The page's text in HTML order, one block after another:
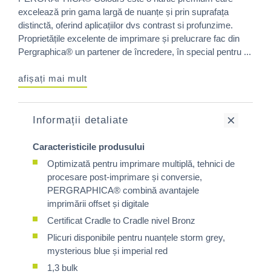
excelează prin gama largă de nuanțe și prin suprafața
distinctă, oferind aplicațiilor dvs contrast si profunzime.
Proprietățile excelente de imprimare și prelucrare fac din
Pergraphica® un partener de încredere, în special pentru ...
afișați mai mult
Informații detaliate
Caracteristicile produsului
Optimizată pentru imprimare multiplă, tehnici de
procesare post-imprimare și conversie,
PERGRAPHICA® combină avantajele
imprimării offset și digitale
Certificat Cradle to Cradle nivel Bronz
Plicuri disponibile pentru nuanțele storm grey,
mysterious blue și imperial red
1,3 bulk